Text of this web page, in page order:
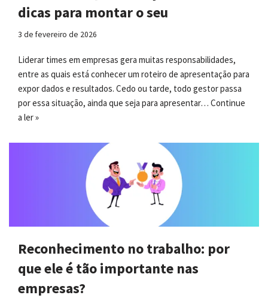
dicas para montar o seu
3 de fevereiro de 2026
Liderar times em empresas gera muitas responsabilidades,
entre as quais está conhecer um roteiro de apresentação para
expor dados e resultados. Cedo ou tarde, todo gestor passa
por essa situação, ainda que seja para apresentar… Continue
a ler »
Reconhecimento no trabalho: por
que ele é tão importante nas
empresas?